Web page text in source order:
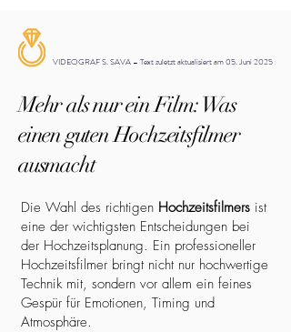
VIDEOGRAF S. SAVA – Text zuletzt aktualisiert am 05. Juni 2025
Mehr als nur ein Film: Was
einen guten Hochzeitsfilmer
ausmacht
Die Wahl des richtigen Hochzeitsfilmers ist
eine der wichtigsten Entscheidungen bei
der Hochzeitsplanung. Ein professioneller
Hochzeitsfilmer bringt nicht nur hochwertige
Technik mit, sondern vor allem ein feines
Gespür für Emotionen, Timing und
Atmosphäre.